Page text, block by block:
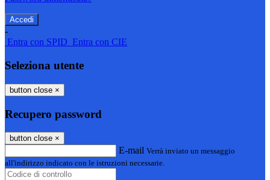
-
Entra con SPID Entra con CIE
Seleziona utente
button close ×
Recupero password
button close ×
E-mail Verrà inviato un messaggio
all'indirizzo indicato con le istruzioni necessarie.